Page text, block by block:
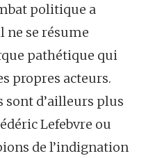
politique a
ne se résume
pathétique qui
propres acteurs.
sont d’ailleurs plus
Lefebvre ou
de l’indignation